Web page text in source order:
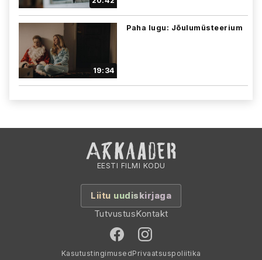
19:34
Paha lugu: Jõulumüsteerium
EESTI FILMI KODU
Liitu uudiskirjaga
TutvustusKontakt
KasutustingimusedPrivaatsuspoliitika